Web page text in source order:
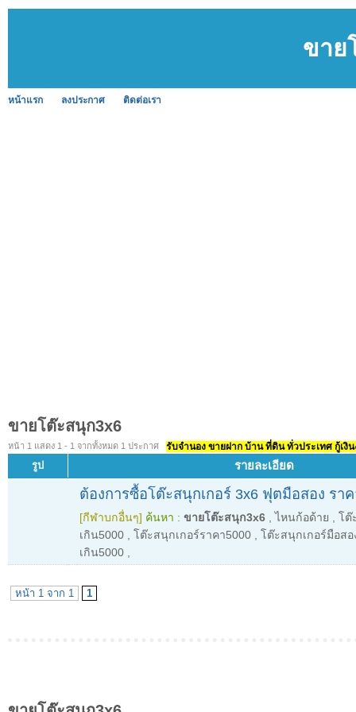
ขาย
หน้าแรก ลงประกาศ ติดต่อเรา
ขายโต๊ะสนุก3x6
หน้า 1 แสดง 1 - 1 จากทั้งหมด 1 ประกาศ รับจำนอง ขายฝาก บ้าน ที่ดิน ทั่วประเทศ กู้เงิ
รูป รายละเอียด
ต้องการซื้อโต๊ะสนุกเกอร์ 3x6 ฟุตมือสอง รา
[กีฬาบกอื่นๆ] ค้นหา : ขายโต๊ะสนุก3x6 ,ไหนก้อด้าย
โต๊
เกิน5000
โต๊ะสนุกเกอร์ราคา5000
โต๊ะสนุกเกอร์มือส
เกิน5000
หน้า 1 จาก 1 1